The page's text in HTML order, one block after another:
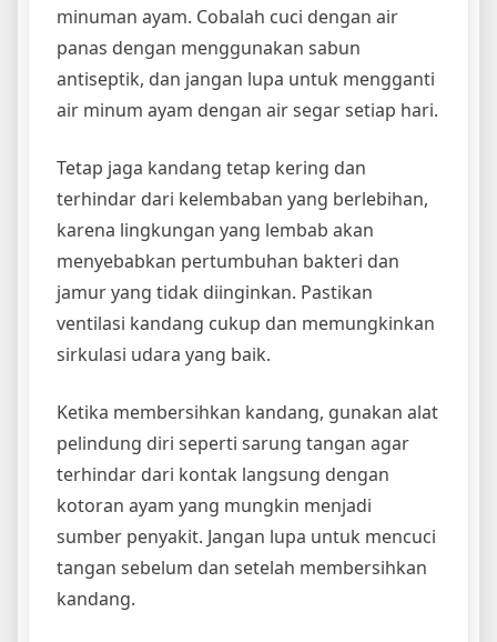
minuman ayam. Cobalah cuci dengan air
panas dengan menggunakan sabun
antiseptik, dan jangan lupa untuk mengganti
air minum ayam dengan air segar setiap hari.
Tetap jaga kandang tetap kering dan
terhindar dari kelembaban yang berlebihan,
karena lingkungan yang lembab akan
menyebabkan pertumbuhan bakteri dan
jamur yang tidak diinginkan. Pastikan
ventilasi kandang cukup dan memungkinkan
sirkulasi udara yang baik.
Ketika membersihkan kandang, gunakan alat
pelindung diri seperti sarung tangan agar
terhindar dari kontak langsung dengan
kotoran ayam yang mungkin menjadi
sumber penyakit. Jangan lupa untuk mencuci
tangan sebelum dan setelah membersihkan
kandang.